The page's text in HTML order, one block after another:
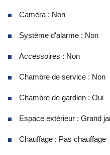
Caméra : Non
Système d'alarme : Non
Accessoires : Non
Chambre de service : Non
Chambre de gardien : Oui
Espace extérieur : Grand
Chauffage : Pas chauffage